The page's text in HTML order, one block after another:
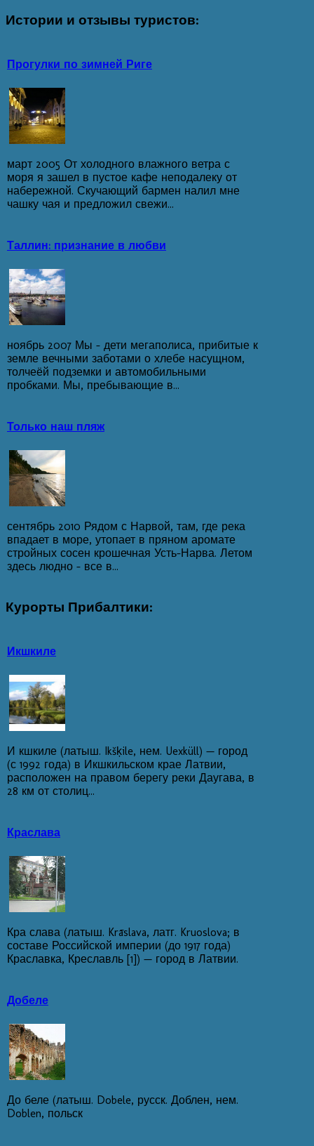
Истории и отзывы туристов:
Прогулки по зимней Риге
март 2005 От холодного влажного ветра с
моря я зашел в пустое кафе неподалеку от
набережной. Скучающий бармен налил мне
чашку чая и предложил свежи...
Таллин: признание в любви
ноябрь 2007 Мы - дети мегаполиса, прибитые к
земле вечными заботами о хлебе насущном,
толчеёй подземки и автомобильными
пробками. Мы, пребывающие в...
Только наш пляж
сентябрь 2010 Рядом с Нарвой, там, где река
впадает в море, утопает в пряном аромате
стройных сосен крошечная Усть-Нарва. Летом
здесь людно - все в...
Курорты Прибалтики:
Икшкиле
И кшкиле (латыш. Ikšķile, нем. Uexküll) — город
(с 1992 года) в Икшкильском крае Латвии,
расположен на правом берегу реки Даугава, в
28 км от столиц...
Краслава
Кра слава (латыш. Krāslava, латг. Kruoslova; в
составе Российской империи (до 1917 года)
Краславка, Креславль [1]) — город в Латвии.
Добеле
До беле (латыш. Dobele, русск. Доблен, нем.
Doblen, польск